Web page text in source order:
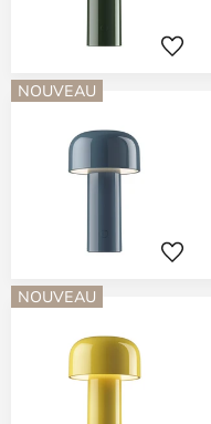
NOUVEAU
NOUVEAU